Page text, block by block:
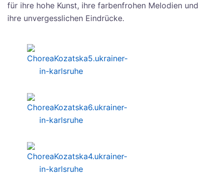
für ihre hohe Kunst, ihre farbenfrohen Melodien und
ihre unvergesslichen Eindrücke.